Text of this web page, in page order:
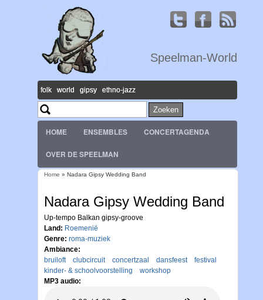
folk world gipsy ethno-jazz
Speelman-World
Zoekveld
Zoeken
HOME ENSEMBLES CONCERTAGENDA
OVER DE SPEELMAN
Home » Nadara Gipsy Wedding Band
Nadara Gipsy Wedding Band
Up-tempo Balkan gipsy-groove
Land: Roemenië
Genre: roma-muziek
Ambiance:
bruiloft
clubcircuit concertzaal dansfeest
festival
kinder- & schoolvoorstelling
workshop
MP3 audio: